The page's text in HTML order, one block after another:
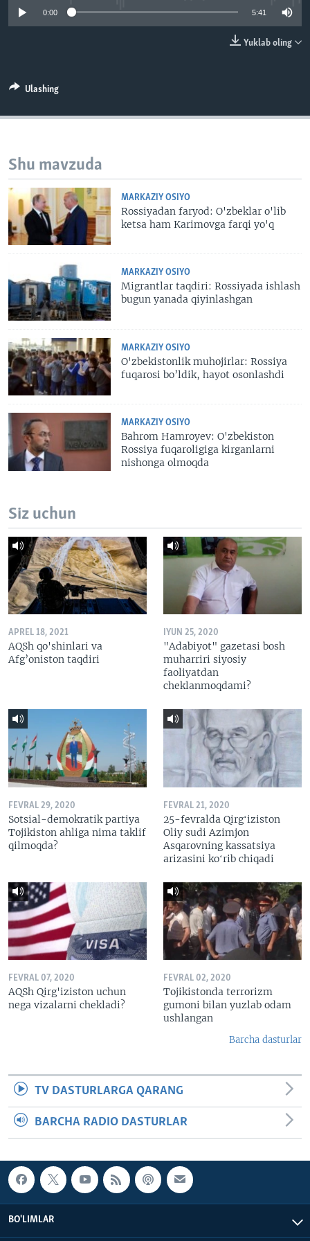
VIDEO
ODNOKLASSNIKI
SOUNDCLOUD
VOA
0:00 5:41
Yuklab oling
Ulashing
Shu mavzuda
MARKAZIY OSIYO
Rossiyadan faryod: O'zbeklar o'lib
ketsa ham Karimovga farqi yo'q
MARKAZIY OSIYO
Migrantlar taqdiri: Rossiyada ishlash
bugun yanada qiyinlashgan
MARKAZIY OSIYO
O'zbekistonlik muhojirlar: Rossiya
fuqarosi bo’ldik, hayot osonlashdi
MARKAZIY OSIYO
Bahrom Hamroyev: O'zbekiston
Rossiya fuqaroligiga kirganlarni
nishonga olmoqda
Siz uchun
APREL 18, 2021
AQSh qo'shinlari va
Afg’oniston taqdiri
IYUN 25, 2020
"Adabiyot" gazetasi bosh
muharriri siyosiy
faoliyatdan
cheklanmoqdami?
FEVRAL 29, 2020
Sotsial-demokratik partiya
Tojikiston ahliga nima taklif
qilmoqda?
FEVRAL 21, 2020
25-fevralda Qirgʻiziston
Oliy sudi Azimjon
Asqarovning kassatsiya
arizasini koʻrib chiqadi
FEVRAL 07, 2020
AQSh Qirg'iziston uchun
nega vizalarni chekladi?
FEVRAL 02, 2020
Tojikistonda terrorizm
gumoni bilan yuzlab odam
ushlangan
Barcha dasturlar
TV DASTURLARGA QARANG
BARCHA RADIO DASTURLAR
BO'LIMLAR